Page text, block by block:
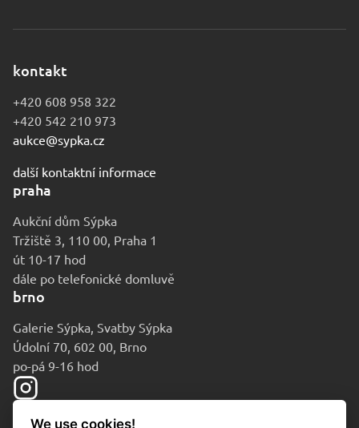
kontakt
+420 608 958 322
+420 542 210 973
aukce@sypka.cz
další kontaktní informace
praha
Aukční dům Sýpka
Tržiště 3, 110 00, Praha 1
út 10-17 hod
dále po telefonické domluvě
brno
Galerie Sýpka, Svatby Sýpka
Údolní 70, 602 00, Brno
po-pá 9-16 hod
We use cookies!